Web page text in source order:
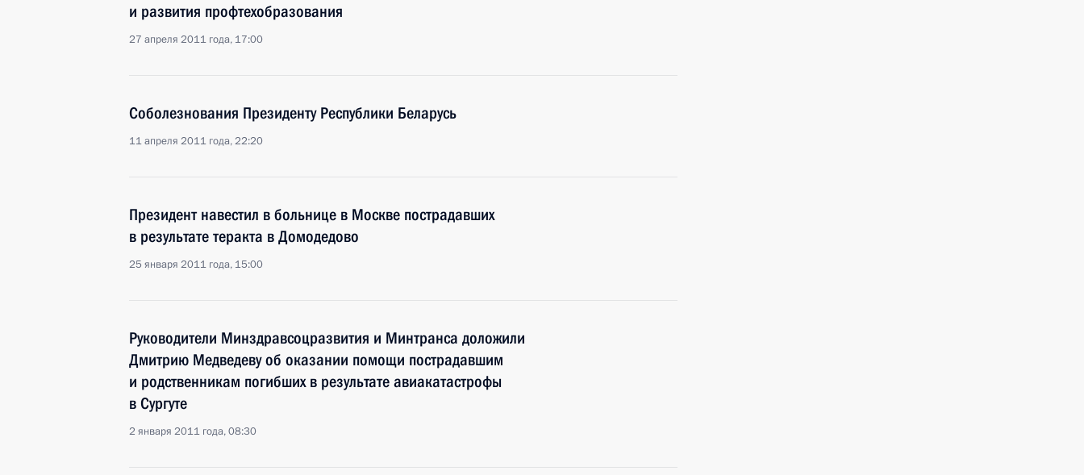
и развития профтехобразования
27 апреля 2011 года, 17:00
Соболезнования Президенту Республики Беларусь
11 апреля 2011 года, 22:20
Президент навестил в больнице в Москве пострадавших
в результате теракта в Домодедово
25 января 2011 года, 15:00
Руководители Минздравсоцразвития и Минтранса доложили
Дмитрию Медведеву об оказании помощи пострадавшим
и родственникам погибших в результате авиакатастрофы
в Сургуте
2 января 2011 года, 08:30